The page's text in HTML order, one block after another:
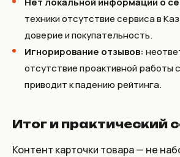
техники отсутствие сервиса в
доверие и покупательность.
Игнорирование отзывов:
отсутствие проактивной работы
приводит к падению рейтинга.
Итог и практический
Контент карточки товара — не